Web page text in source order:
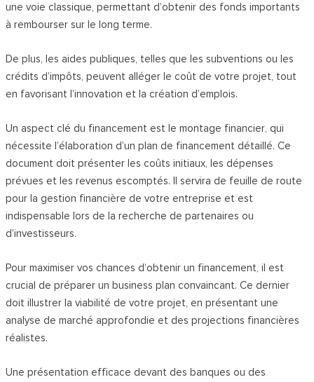
une voie classique, permettant d’obtenir des fonds importants
à rembourser sur le long terme.
De plus, les aides publiques, telles que les subventions ou les
crédits d’impôts, peuvent alléger le coût de votre projet, tout
en favorisant l’innovation et la création d’emplois.
Un aspect clé du financement est le montage financier, qui
nécessite l’élaboration d’un plan de financement détaillé.Ce
document doit présenter les coûts initiaux, les dépenses
prévues et les revenus escomptés. Il servira de feuille de route
pour la gestion financière de votre entreprise et est
indispensable lors de la recherche de partenaires ou
d’investisseurs.
Pour maximiser vos chances d’obtenir un financement, il est
crucial de préparer un business plan convaincant. Ce dernier
doit illustrer la viabilité de votre projet, en présentant une
analyse de marché approfondie et des projections financières
réalistes.
Une présentation efficace devant des banques ou des